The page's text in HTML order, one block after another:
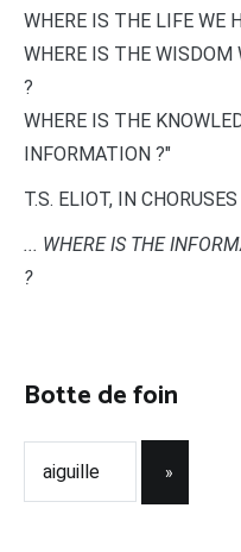
WHERE IS THE LIFE WE
WHERE IS THE WISDOM
?
WHERE IS THE
INFORMATION ?"
T.S. ELIOT, IN
... WHERE IS THE
?
Botte de foin